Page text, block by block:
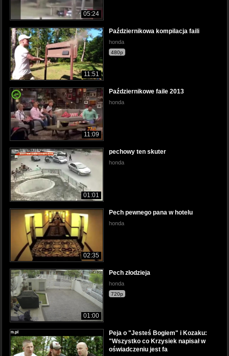
05:24
11:51
Październikowa kompilacja faili
honda
480p
11:09
Październikowe faile 2013
honda
01:01
pechowy ten skuter
honda
02:35
Pech pewnego pana w hotelu
honda
01:00
Pech złodzieja
honda
720p
Peja o "Jesteś Bogiem" i Kozaku:
"Wszystko co Krzysiek napisał w
oświadczeniu jest fa